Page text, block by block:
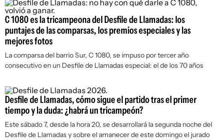
C 1080 es la tricampeona del Desfile de Llamadas: los
puntajes de las comparsas, los premios especiales y las
mejores fotos
La comparsa del barrio Sur, C 1080, se impuso por tercer año
consecutivo en un Desfile de Llamadas especial: el de los 70 años
Desfile de Llamadas, cómo sigue el partido tras el primer
tiempo y la duda: ¿habrá un tricampeón?
Este sábado 7, desde la hora 20, se desarrollará la segunda noche del
Desfile de Llamadas y sobre el amanecer de este domingo el jurado